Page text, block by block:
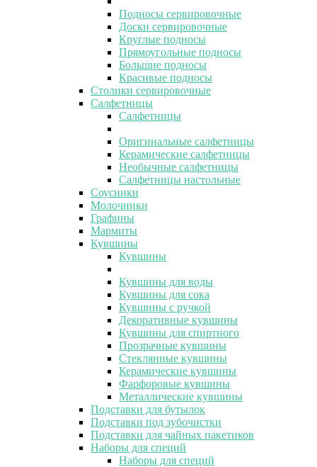
Подносы сервировочные
Доски сервировочные
Круглые подносы
Прямоугольные подносы
Большие подносы
Красивые подносы
Столики сервировочные
Салфетницы
Салфетницы
Оригинальные салфетницы
Керамические салфетницы
Необычные салфетницы
Салфетницы настольные
Соусники
Молочники
Графины
Мармиты
Кувшины
Кувшины
Кувшины для воды
Кувшины для сока
Кувшины с ручкой
Декоративные кувшины
Кувшины для спиртного
Прозрачные кувшины
Стеклянные кувшины
Керамические кувшины
Фарфоровые кувшины
Металлические кувшины
Подставки для бутылок
Подставки под зубочистки
Подставки для чайных пакетиков
Наборы для специй
Наборы для специй